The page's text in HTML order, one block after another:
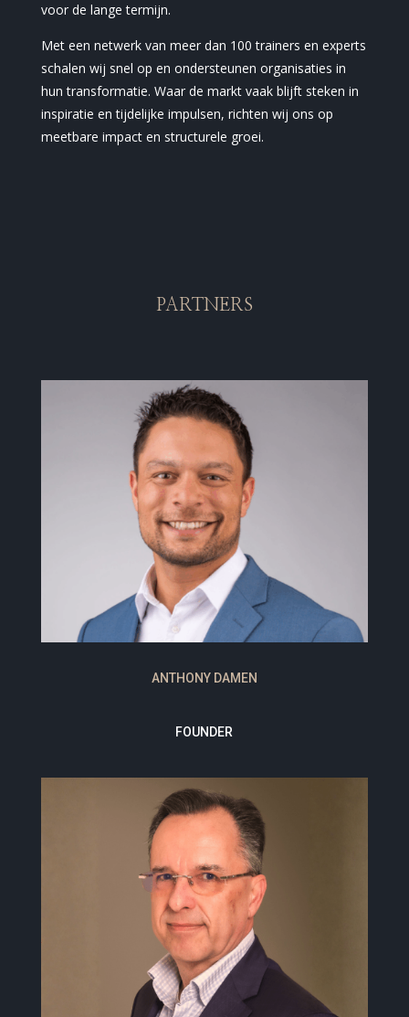
voor de lange termijn.
Met een netwerk van meer dan 100 trainers en experts
schalen wij snel op en ondersteunen organisaties in
hun transformatie. Waar de markt vaak blijft steken in
inspiratie en tijdelijke impulsen, richten wij ons op
meetbare impact en structurele groei.
PARTNERS
ANTHONY DAMEN
FOUNDER